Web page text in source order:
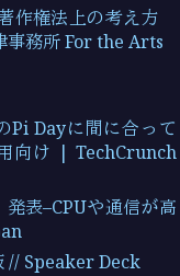
作権法上の考え方
事務所 For the Arts
Pi Dayに間に合って
向け | TechCrunch
表–CPUや通信が高
// Speaker Deck